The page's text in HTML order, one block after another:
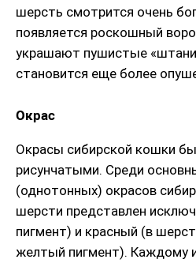
шерсть смотрится очень
появляется роскошный
украшают пушистые
становится еще более
Окрас
Окрасы сибирской кошки
рисунчатыми. Среди
(однотонных) окрасов
шерсти представлен
пигмент) и красный (в
желтый пигмент). Каждому